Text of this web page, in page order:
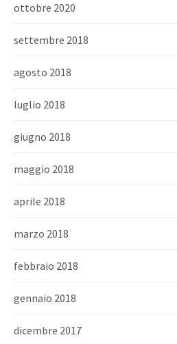
ottobre 2020
settembre 2018
agosto 2018
luglio 2018
giugno 2018
maggio 2018
aprile 2018
marzo 2018
febbraio 2018
gennaio 2018
dicembre 2017